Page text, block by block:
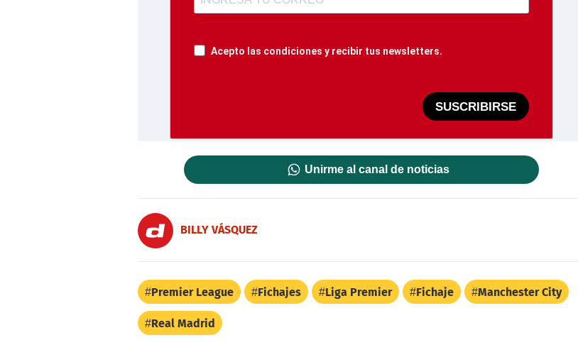
Acepto las condiciones y recibir tus newsletters.
SUSCRIBIRSE
Unirme al canal de noticias
BILLY VÁSQUEZ
Premier League Fichajes Liga Premier Fichaje Manchester City
Real Madrid